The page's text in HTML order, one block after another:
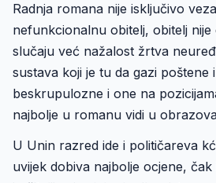
Radnja romana nije isključivo
nefunkcionalnu obitelj, obitelj
slučaju već nažalost žrtva
sustava koji je tu da gazi poštene
beskrupulozne i one na
najbolje u romanu vidi u
U Unin razred ide i političareva
uvijek dobiva najbolje ocjene,